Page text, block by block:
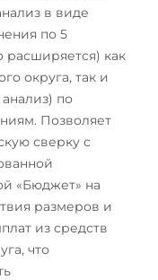
в виде
по 5
расширяется) как
округа, так и
по
Позволяет
сверку с
«Бюджет» на
размеров и
из средств
что